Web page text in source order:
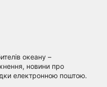
океану –
новини про
електронною поштою.